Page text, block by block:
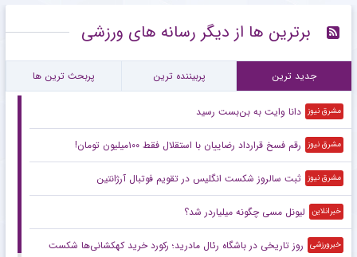
برترین ها از دیگر رسانه های ورزشی
جدید ترین پربیننده ترین پربحث ترین ها
مشرق نیوز دانا وایت به بن‌بست رسید
مشرق نیوز رقم فسخ قرارداد رضاییان با استقلال فقط ۱۰۰میلیون تومان!
مشرق نیوز ثبت سالروز شکست انگلیس در تقویم فوتبال آرژانتین
خبرانلاین لیونل مسی چگونه میلیاردر شد؟
خبرورزشی روز تاریخی در باشگاه رئال مادرید؛ رکورد خرید کهکشانی‌ها شکست